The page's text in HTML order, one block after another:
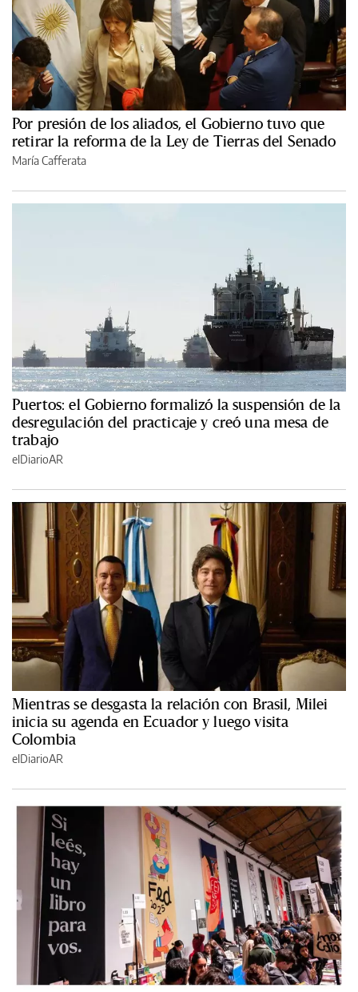
Por presión de los aliados, el Gobierno tuvo que
retirar la reforma de la Ley de Tierras del Senado
María Cafferata
Puertos: el Gobierno formalizó la suspensión de la
desregulación del practicaje y creó una mesa de
trabajo
elDiarioAR
Mientras se desgasta la relación con Brasil, Milei
inicia su agenda en Ecuador y luego visita
Colombia
elDiarioAR